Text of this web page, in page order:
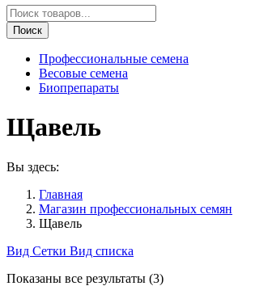
Поиск
товаров
Поиск
Профессиональные семена
Весовые семена
Биопрепараты
Щавель
Вы здесь:
Главная
Магазин профессиональных семян
Щавель
Вид Сетки Вид списка
Показаны все результаты (3)